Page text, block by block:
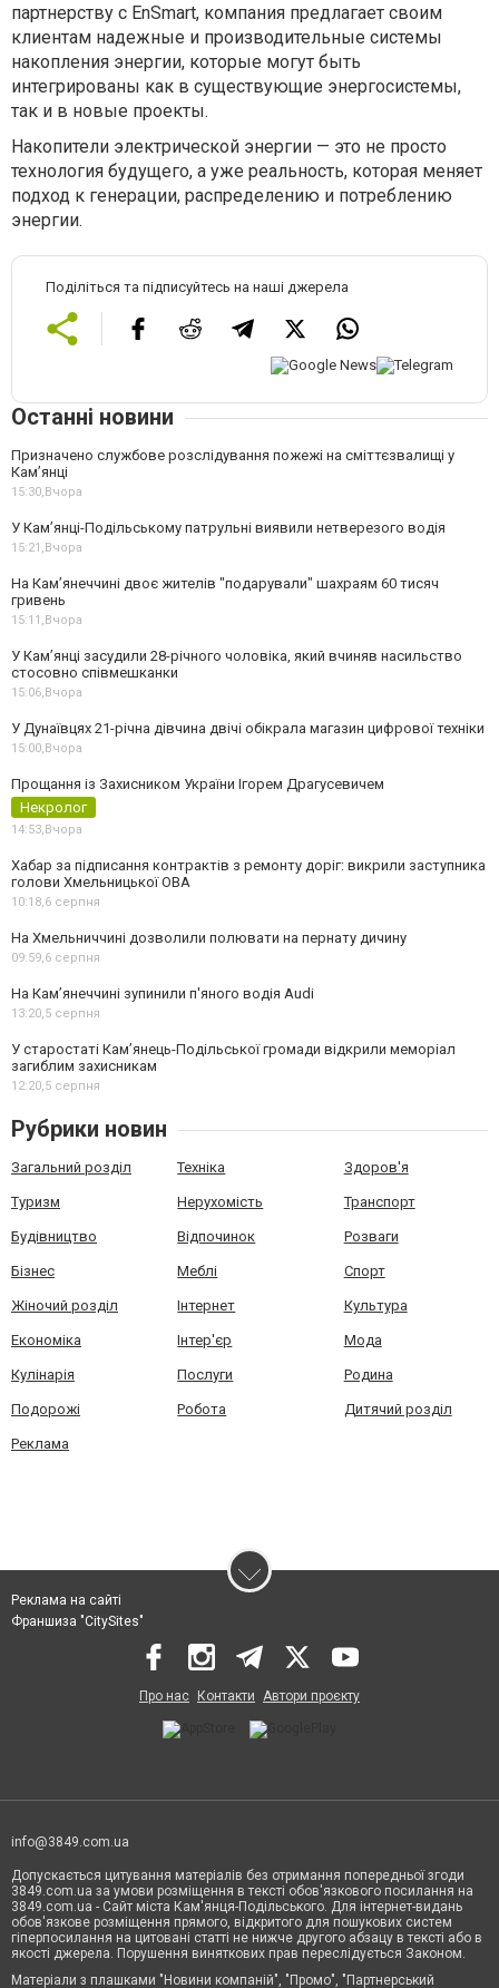
партнерству с EnSmart, компания предлагает своим
клиентам надежные и производительные системы
накопления энергии, которые могут быть
интегрированы как в существующие энергосистемы,
так и в новые проекты.
Накопители электрической энергии — это не просто
технология будущего, а уже реальность, которая меняет
подход к генерации, распределению и потреблению
энергии.
Поділіться та підписуйтесь на наші джерела
Останні новини
Призначено службове розслідування пожежі на сміттєзвалищі у
Кам’янці
15:30, Вчора
У Кам’янці-Подільському патрульні виявили нетверезого водія
15:21, Вчора
На Камʼянеччині двоє жителів "подарували" шахраям 60 тисяч
гривень
15:11, Вчора
У Камʼянці засудили 28-річного чоловіка, який вчиняв насильство
стосовно співмешканки
15:06, Вчора
У Дунаївцях 21-річна дівчина двічі обікрала магазин цифрової техніки
15:00, Вчора
Прощання із Захисником України Ігорем Драгусевичем
Некролог
14:53, Вчора
Хабар за підписання контрактів з ремонту доріг: викрили заступника
голови Хмельницької ОВА
10:18,6 серпня
На Хмельниччині дозволили полювати на пернату дичину
09:59,6 серпня
На Камʼянеччині зупинили п'яного водія Audi
13:20,5 серпня
У старостаті Кам’янець-Подільської громади відкрили меморіал
загиблим захисникам
12:20,5 серпня
Рубрики новин
Загальний розділ Техніка Здоров'я
Туризм Нерухомість Транспорт
Будівництво Відпочинок Розваги
Бізнес Меблі Спорт
Жіночий розділ Інтернет Культура
Економіка Інтер'єр Мода
Кулінарія Послуги Родина
Подорожі Робота Дитячий розділ
Реклама
Реклама на сайті
Франшиза "CitySites"
Про нас Контакти Автори проєкту
info@3849.com.ua
Допускається цитування матеріалів без отримання попередньої згоди
3849.com.ua за умови розміщення в тексті обов'язкового посилання на
3849.com.ua - Сайт міста Кам'янця-Подільського. Для інтернет-видань
обов'язкове розміщення прямого, відкритого для пошукових систем
гіперпосилання на цитовані статті не нижче другого абзацу в тексті або в
якості джерела. Порушення виняткових прав переслідується Законом.
Матеріали з плашками "Новини компаній", "Промо", "Партнерський